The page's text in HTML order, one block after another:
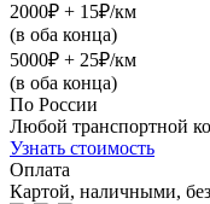
2000₽ + 15₽/км
(в оба конца)
5000₽ + 25₽/км
(в оба конца)
По России
Любой транспортной
Узнать стоимость
Оплата
Картой, наличными,